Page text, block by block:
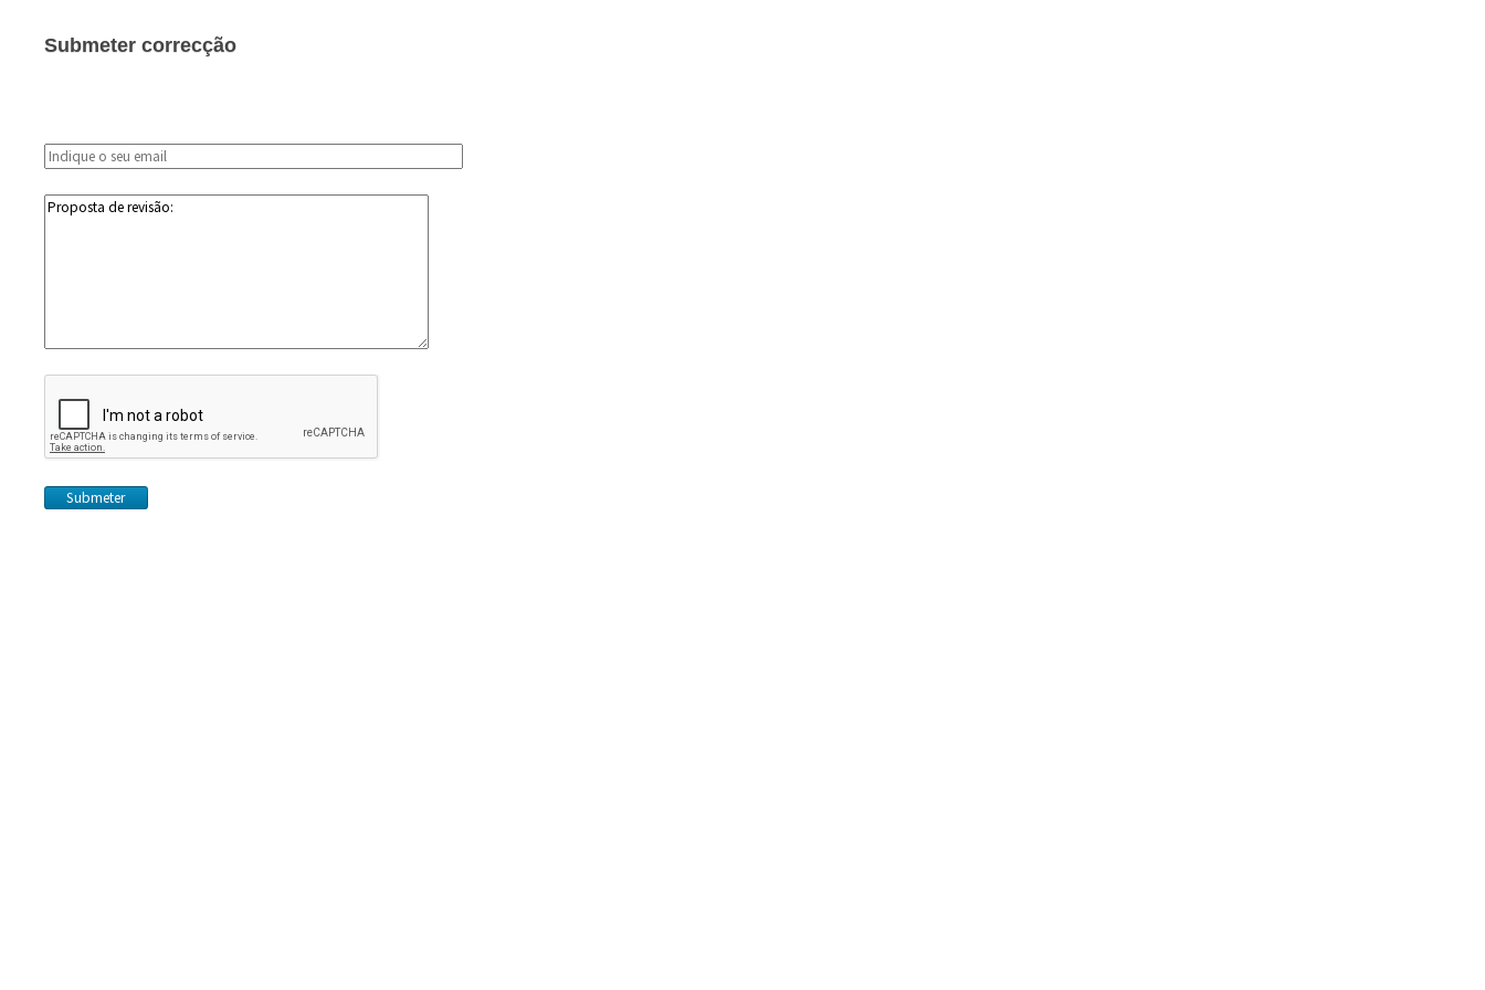
Submeter correcção